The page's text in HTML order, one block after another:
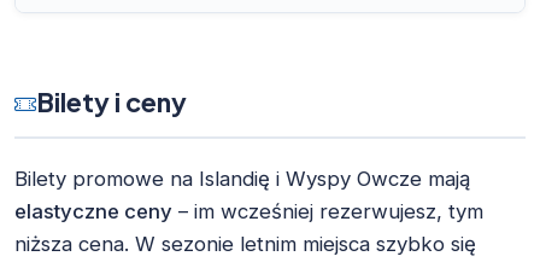
Bilety i ceny
Bilety promowe na Islandię i Wyspy Owcze mają
elastyczne ceny – im wcześniej rezerwujesz, tym
niższa cena. W sezonie letnim miejsca szybko się